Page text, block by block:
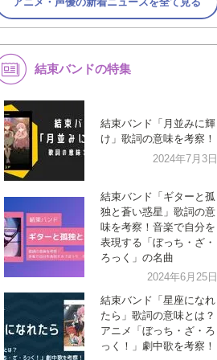
結束バンドの特集
結束バンド「月並みに輝
け」歌詞の意味を考察！
2024年7月3日
結束バンド「ギターと孤
独と蒼い惑星」歌詞の意
味を考察！音楽で自分を
表現する「ぼっち・ざ・
ろっく」の名曲
2024年6月25日
結束バンド「星座になれ
たら」歌詞の意味とは？
アニメ「ぼっち・ざ・ろ
っく！」劇中歌を考察！